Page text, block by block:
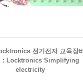
전기전자 교육장비
: Locktronics Simplifying
electricity